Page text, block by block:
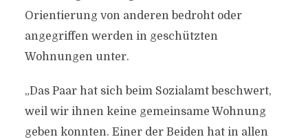
Orientierung von anderen bedroht oder
angegriffen werden in geschützten
Wohnungen unter.
„Das Paar hat sich beim Sozialamt beschwert,
weil wir ihnen keine gemeinsame Wohnung
geben konnten. Einer der Beiden hat in allen